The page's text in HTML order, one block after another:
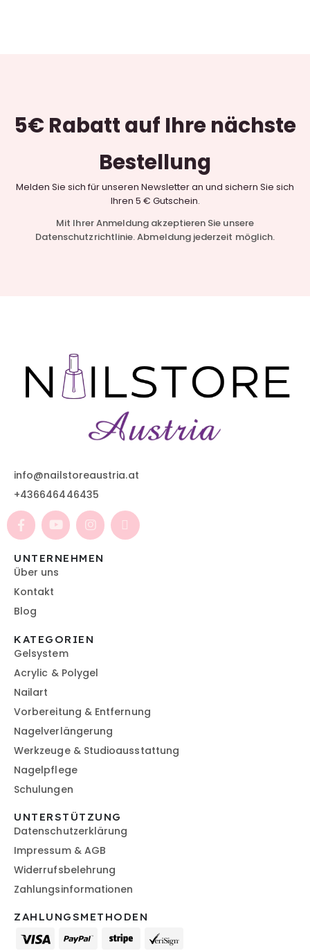
5€ Rabattauf Ihre nächste
Bestellung
Melden Sie sich für unseren Newsletter an und sichern Sie sich
Ihren 5 € Gutschein.
Mit Ihrer Anmeldung akzeptieren Sie unsere
Datenschutzrichtlinie. Abmeldung jederzeit möglich.
info@nailstoreaustria.at
+436646446435
UNTERNEHMEN
Über uns
Kontakt
Blog
KATEGORIEN
Gelsystem
Acrylic & Polygel
Nailart
Vorbereitung & Entfernung
Nagelverlängerung
Werkzeuge & Studioausstattung
Nagelpflege
Schulungen
UNTERSTÜTZUNG
Datenschutzerklärung
Impressum & AGB
Widerrufsbelehrung
Zahlungsinformationen
ZAHLUNGSMETHODEN